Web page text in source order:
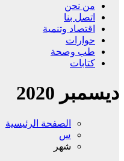
من نحن
اتصل بنا
اقتصاد وتنمية
حوارات
طب وصحة
كتابات
ديسمبر 2020
الصفحة الرئيسية
س
شهر